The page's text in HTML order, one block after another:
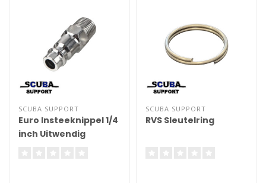
SCUBA SUPPORT
Euro Insteeknippel 1/4
inch Uitwendig
SCUBA SUPPORT
RVS Sleutelring